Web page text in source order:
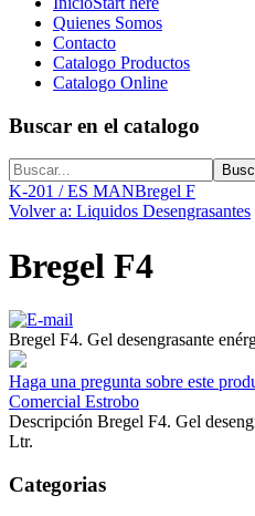
Quienes Somos
Contacto
Catalogo Productos
Catalogo Online
Buscar en el catalogo
K-201 / ES MANBregel F
Volver a: Liquidos Desengrasantes
Bregel F4
Bregel F4. Gel desengrasante
Haga una pregunta sobre este
Comercial Estrobo
Descripción Bregel F4. Gel
Ltr.
Categorias